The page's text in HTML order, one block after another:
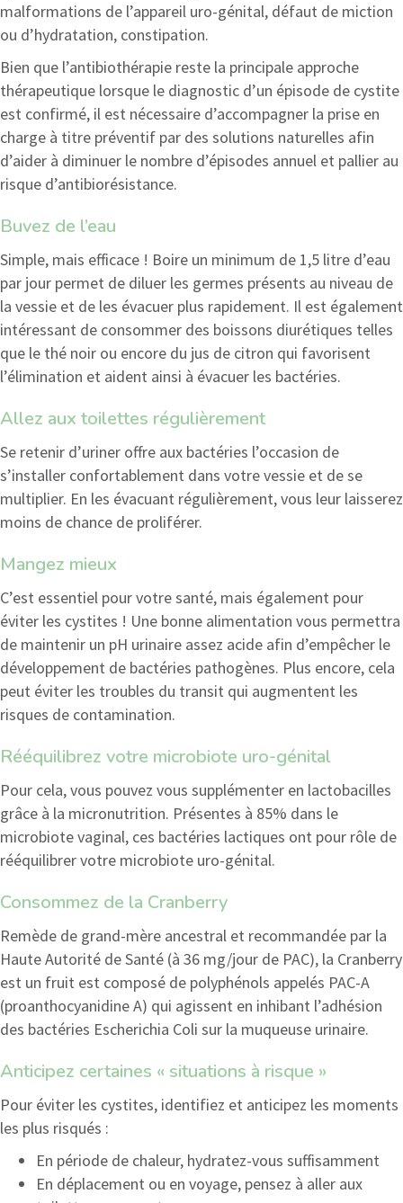
malformations de l’appareil uro-génital, défaut de miction
ou d’hydratation, constipation.
Bien que l’antibiothérapie reste la principale approche
thérapeutique lorsque le diagnostic d’un épisode de cystite
est confirmé, il est nécessaire d’accompagner la prise en
charge à titre préventif par des solutions naturelles afin
d’aider à diminuer le nombre d’épisodes annuel et pallier au
risque d’antibiorésistance.
Buvez de l’eau
Simple, mais efficace ! Boire un minimum de 1,5 litre d’eau
par jour permet de diluer les germes présents au niveau de
la vessie et de les évacuer plus rapidement. Il est également
intéressant de consommer des boissons diurétiques telles
que le thé noir ou encore du jus de citron qui favorisent
l’élimination et aident ainsi à évacuer les bactéries.
Allez aux toilettes régulièrement
Se retenir d’uriner offre aux bactéries l’occasion de
s’installer confortablement dans votre vessie et de se
multiplier. En les évacuant régulièrement, vous leur laisserez
moins de chance de proliférer.
Mangez mieux
C’est essentiel pour votre santé, mais également pour
éviter les cystites ! Une bonne alimentation vous permettra
de maintenir un pH urinaire assez acide afin d’empêcher le
développement de bactéries pathogènes. Plus encore, cela
peut éviter les troubles du transit qui augmentent les
risques de contamination.
Rééquilibrez votre microbiote uro-génital
Pour cela, vous pouvez vous supplémenter en lactobacilles
grâce à la micronutrition. Présentes à 85% dans le
microbiote vaginal, ces bactéries lactiques ont pour rôle de
rééquilibrer votre microbiote uro-génital.
Consommez de la Cranberry
Remède de grand-mère ancestral et recommandée par la
Haute Autorité de Santé (à 36 mg/jour de PAC), la Cranberry
est un fruit est composé de polyphénols appelés PAC-A
(proanthocyanidine A) qui agissent en inhibant l’adhésion
des bactéries Escherichia Coli sur la muqueuse urinaire.
Anticipez certaines « situations à risque »
Pour éviter les cystites, identifiez et anticipez les moments
les plus risqués :
En période de chaleur, hydratez-vous suffisamment
En déplacement ou en voyage, pensez à aller aux